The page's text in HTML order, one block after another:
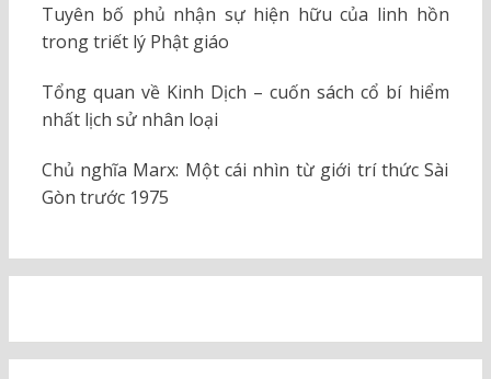
Tuyên bố phủ nhận sự hiện hữu của linh hồn
trong triết lý Phật giáo
Tổng quan về Kinh Dịch – cuốn sách cổ bí hiểm
nhất lịch sử nhân loại
Chủ nghĩa Marx: Một cái nhìn từ giới trí thức Sài
Gòn trước 1975